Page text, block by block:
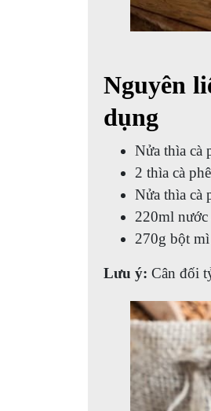
Nguyên
dụng
Nửa thìa cà
2 thìa cà
Nửa thìa cà
220ml
270g bột
Lưu ý: Cân đối